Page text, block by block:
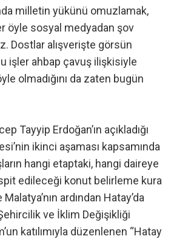
milletin yükünü omuzlamak,
öyle sosyal medyadan şov
Dostlar alışverişte görsün
işler ahbap çavuş ilişkisiyle
olmadığını da zaten bugün
Tayyip Erdoğan’ın açıkladığı
ikinci aşaması kapsamında
hangi etaptaki, hangi daireye
edileceği konut belirleme kura
ardından Hatay’da
ve İklim Değişikliği
katılımıyla düzenlenen “Hatay